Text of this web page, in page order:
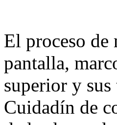
El proceso de
pantalla,
superior y
Cuidadín de